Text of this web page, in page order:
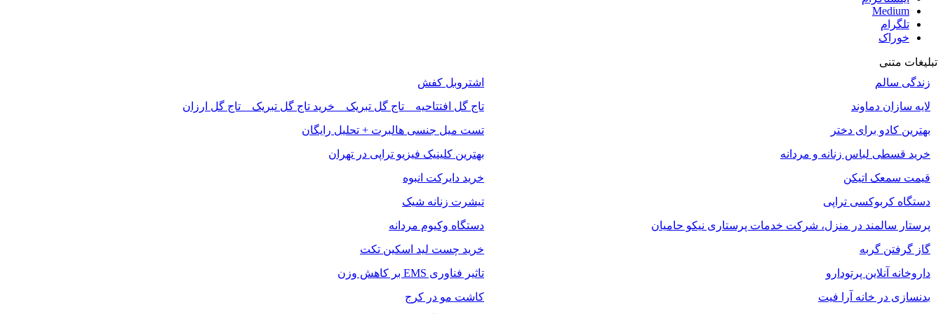
Medium
تلگرام
خوراک
تبلیغات متنی
زندگی سالم
اشتروبل کفش
لایه سازان دماوند
تاج گل افتتاحیه _ تاج گل تبریک _ خرید تاج گل تبریک _ تاج گل ارزان
بهترین کادو برای دختر
تست میل جنسی هالبرت + تحلیل رایگان
خرید قسطی لباس زنانه و مردانه
بهترین کلینیک فیزیو تراپی در تهران
قیمت سمعک اتیکن
خرید دایرکت انبوه
دستگاه کربوکسی تراپی
تیشرت زنانه شیک
پرستار سالمند در منزل، شرکت خدمات پرستاری نیکو حامیان
دستگاه وکیوم مردانه
گاز گرفتن گربه
خرید چست لید اسکین تکت
داروخانه آنلاین پرتودارو
تاثیر فناوری EMS بر کاهش وزن
بدنسازی در خانه آرا فیت
کاشت مو در کرج